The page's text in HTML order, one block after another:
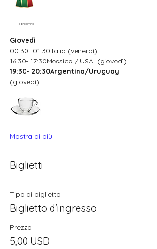
Il profumino
Giovedì
00:30- 01:30Italia (venerdì)
16:30- 17:30Messico / USA  (giovedì)
19:30- 20:30Argentina/Uruguay
(giovedì)
Mostra di più
Biglietti
Tipo di biglietto
Biglietto d'ingresso
Prezzo
5,00 USD